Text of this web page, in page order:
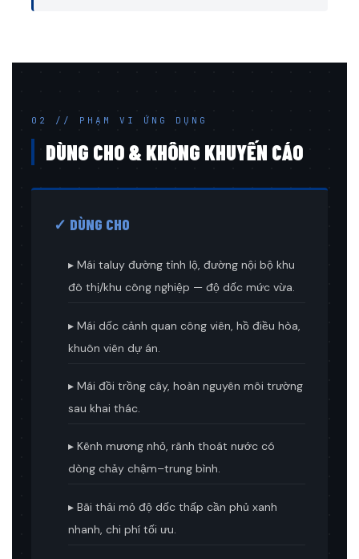
02 // PHẠM VI ỨNG DỤNG
DÙNG CHO & KHÔNG KHUYẾN CÁO
✓ DÙNG CHO
▸ Mái taluy đường tỉnh lộ, đường nội bộ khu
đô thị/khu công nghiệp — độ dốc mức vừa.
▸ Mái dốc cảnh quan công viên, hồ điều hòa,
khuôn viên dự án.
▸ Mái đồi trồng cây, hoàn nguyên môi trường
sau khai thác.
▸ Kênh mương nhỏ, rãnh thoát nước có
dòng chảy chậm–trung bình.
▸ Bãi thải mỏ độ dốc thấp cần phủ xanh
nhanh, chi phí tối ưu.